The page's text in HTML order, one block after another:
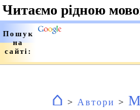
⌂ > Автори >